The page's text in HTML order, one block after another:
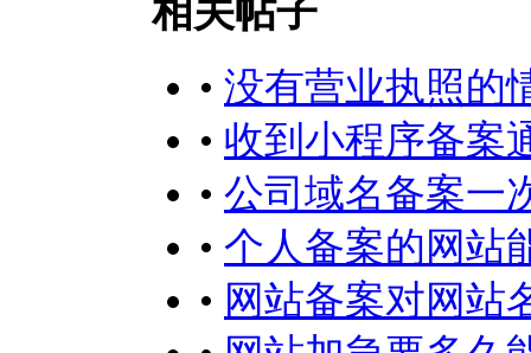
相关帖子
• 没有营业执照的
• 收到小程序备案
• 公司域名备案一
• 个人备案的网站
• 网站备案对网站